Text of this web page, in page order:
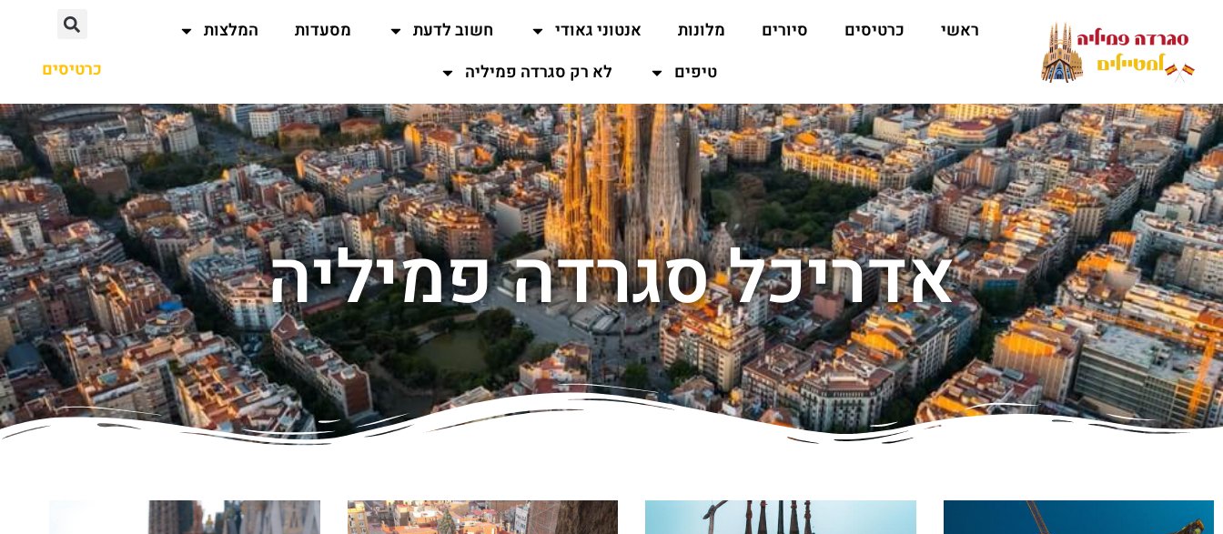
ראשי כרטיסים סיורים מלונות אנטוני גאודי חשוב לדעת מסעדות
המלצות
טיפים
לא רק סגרדה פמיליה כרטיסים
אדריכל סגרדה פמיליה